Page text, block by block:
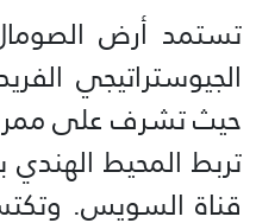
تستمد أرض
الجيوستراتيجي
حيث تشرف على
تربط المحيط الهندي
قناة السويس.